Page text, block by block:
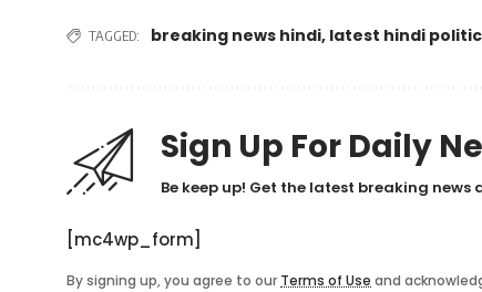
TAGGED: breaking news hindi, latest hindi
Sign Up For Daily
Be keep up! Get the latest breaking
[mc4wp_form]
By signing up, you agree to our Terms of Use and